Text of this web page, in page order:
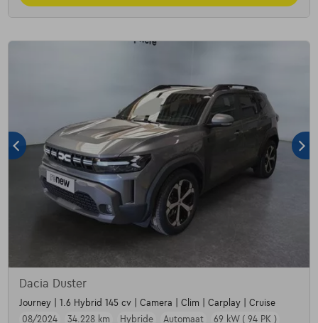
Dacia Duster
Journey | 1.6 Hybrid 145 cv | Camera | Clim | Carplay | Cruise
08/2024
34.228 km Hybride Automaat 69 kW ( 94 PK )